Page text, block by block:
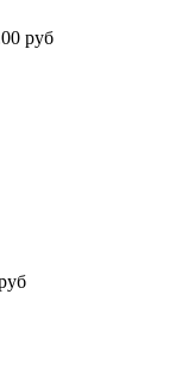
руб